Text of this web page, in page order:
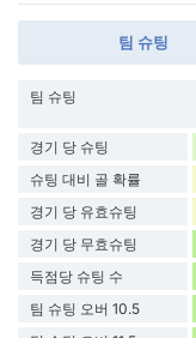
팀 슈팅
팀 슈팅
경기 당 슈팅
슈팅 대비 골 확률
경기 당 유효슈팅
경기 당 무효슈팅
득점당 슈팅 수
팀 슈팅 오버 10.5